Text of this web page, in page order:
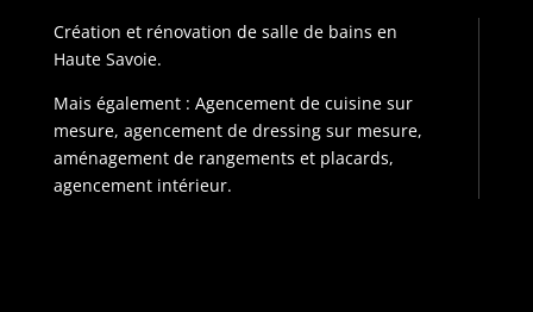
Création et rénovation de salle de bains en
Haute Savoie.
Mais également : Agencement de cuisine sur
mesure, agencement de dressing sur mesure,
aménagement de rangements et placards,
agencement intérieur.